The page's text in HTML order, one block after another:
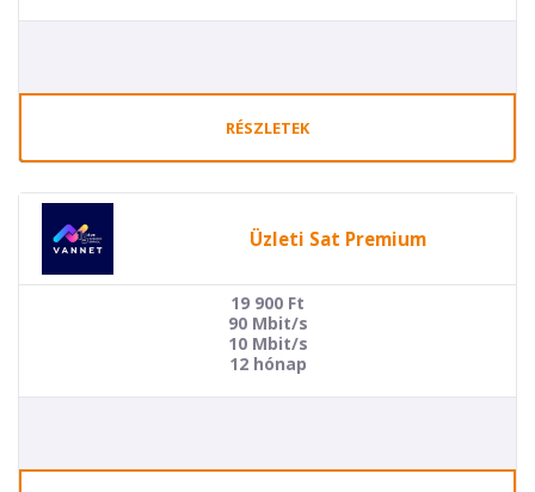
RÉSZLETEK
Üzleti Sat Premium
19 900 Ft
90 Mbit/s
10 Mbit/s
12 hónap